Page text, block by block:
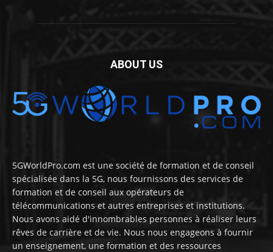
ABOUT US
5GWorldPro.com est une société de formation et de conseil
spécialisée dans la 5G, nous fournissons des services de
formation et de conseil aux opérateurs de
télécommunications et autres entreprises et institutions.
Nous avons aidé d'innombrables personnes à réaliser leurs
rêves de carrière et de vie. Nous nous engageons à fournir
un enseignement, une formation et des ressources